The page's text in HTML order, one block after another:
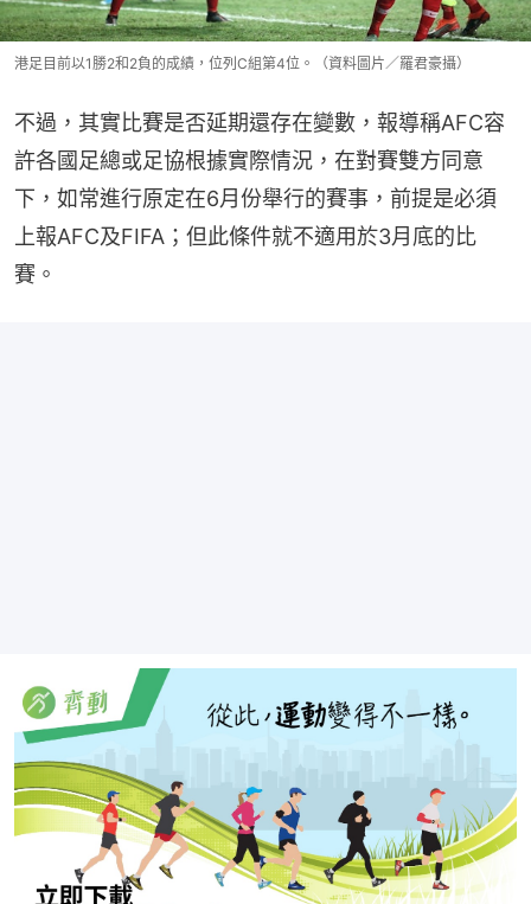
港足目前以1勝2和2負的成績，位列C組第4位。（資料圖片／羅君豪攝）
不過，其實比賽是否延期還存在變數，報導稱AFC容
許各國足總或足協根據實際情況，在對賽雙方同意
下，如常進行原定在6月份舉行的賽事，前提是必須
上報AFC及FIFA；但此條件就不適用於3月底的比
賽。